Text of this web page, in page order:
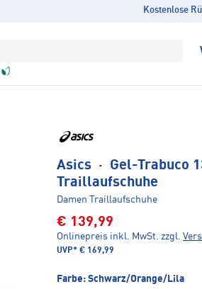
Kostenlose
Asics · Gel-Trabuco
Traillaufschuhe
Damen Traillaufschuhe
€ 139,99
Onlinepreis inkl. MwSt. zzgl.
UVP* € 169,99
Farbe: Schwarz/Orange/Lila